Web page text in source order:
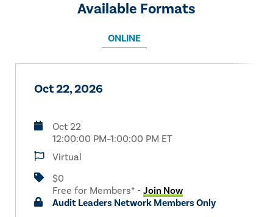
Available Formats
ONLINE
Oct 22, 2026
Oct 22
12:00:00 PM–1:00:00 PM ET
Virtual
$0
Free for Members* - Join Now
Audit Leaders Network Members Only